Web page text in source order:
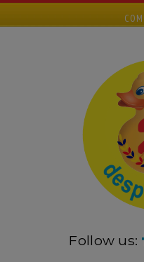
Follow us: